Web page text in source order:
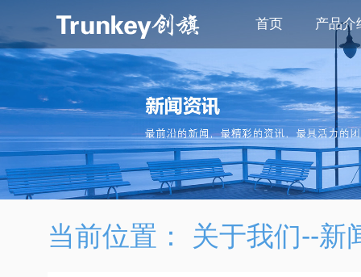
首页 产品介
当前位置： 关于我们--新